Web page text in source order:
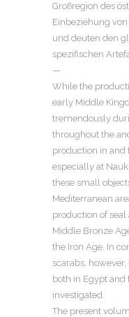
Großregion des
Einbeziehung
und deuten den
spezifischen
—
While the
early Middle
tremendously
throughout the
production in and
especially at
these small
Mediterranean
production of
Middle Bronze
the Iron Age. In
scarabs,
both in Egypt and
investigated.
The present